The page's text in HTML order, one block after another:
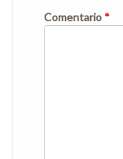
Comentario *